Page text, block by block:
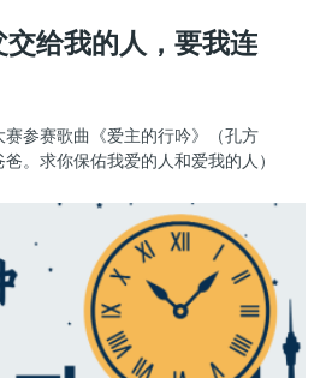
交给我的人，要我连
参赛歌曲《爱主的行吟》（孔方
。求你保佑我爱的人和爱我的人）